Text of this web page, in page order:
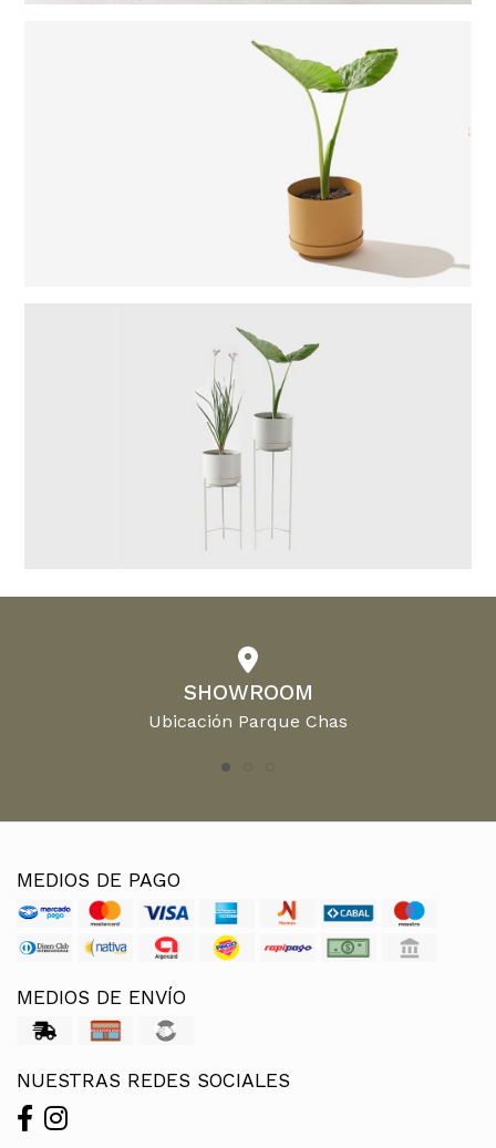
SHOWROOM
Ubicación Parque Chas
MEDIOS DE PAGO
MEDIOS DE ENVÍO
NUESTRAS REDES SOCIALES